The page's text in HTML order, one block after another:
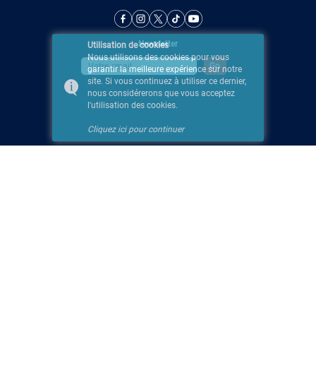
Newsletter
Utilisation de cookies
Nous utilisons des cookies pour vous
garantir la meilleure expérience sur notre
site. Si vous continuez à utiliser ce dernier,
nous considérerons que vous acceptez
l'utilisation des cookies.
Cliquez ici pour continuer